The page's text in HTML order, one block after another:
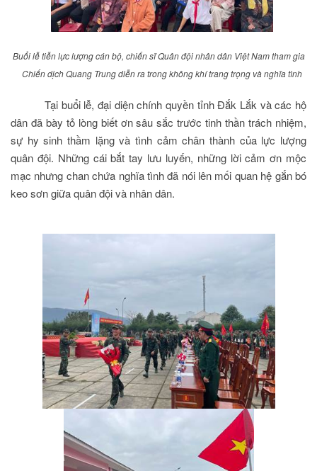
Buổi lễ tiễn lực lượng cán bộ, chiến sĩ Quân đội nhân dân Việt Nam tham gia
Chiến dịch Quang Trung diễn ra trong không khí trang trọng và nghĩa tình
Tại buổi lễ, đại diện chính quyền tỉnh Đắk Lắk và các hộ
dân đã bày tỏ lòng biết ơn sâu sắc trước tinh thần trách nhiệm,
sự hy sinh thầm lặng và tình cảm chân thành của lực lượng
quân đội. Những cái bắt tay lưu luyến, những lời cảm ơn mộc
mạc nhưng chan chứa nghĩa tình đã nói lên mối quan hệ gắn bó
keo sơn giữa quân đội và nhân dân.